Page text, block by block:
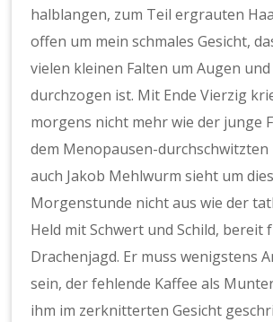
halblangen, zum Teil ergrauten
offen um mein schmales Gesicht,
vielen kleinen Falten um Augen
durchzogen ist. Mit Ende Vierzig
morgens nicht mehr wie der junge
dem Menopausen-durchschwitzten
auch Jakob Mehlwurm sieht um
Morgenstunde nicht aus wie der
Held mit Schwert und Schild, bereit
Drachenjagd. Er muss wenigstens
sein, der fehlende Kaffee als
ihm im zerknitterten Gesicht